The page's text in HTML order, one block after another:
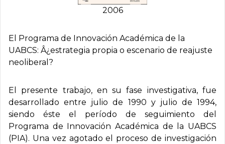
2006
El Programa de Innovación Académica de la
UABCS: Â¿estrategia propia o escenario de reajuste
neoliberal?
El presente trabajo, en su fase investigativa, fue
desarrollado entre julio de 1990 y julio de 1994,
siendo éste el período de seguimiento del
Programa de Innovación Académica de la UABCS
(PIA). Una vez agotado el proceso de investigación